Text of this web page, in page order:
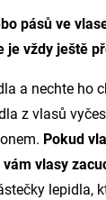
pásů ve
je vždy ještě
a nechte ho
z vlasů
. Pokud
vlasy
lepidla,